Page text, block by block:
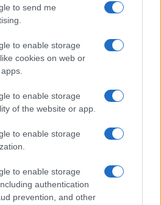
to send me
to enable storage
cookies on web or
to enable storage
of the website or app.
to enable storage
to enable storage
authentication
prevention, and other
Nomi come Zepa,
Srebrenica, ricordano a
massacri commessi dai
e i suoi uomini
finirono sotto processo
Nato nell’estate del 1995,
dell’Onu, ebbe almeno il
gli accordi di Dayton.
una tregua, perché
della Jugoslavia (o